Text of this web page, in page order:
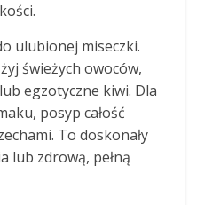
ulubionej miseczki.
świeżych owoców,
egzotyczne kiwi. Dla
posyp całość
To doskonały
lub zdrową, pełną